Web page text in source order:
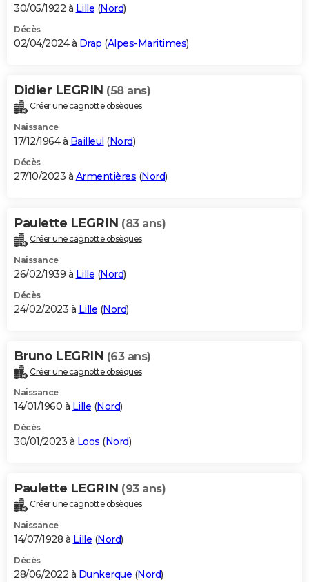
S'inscrire
Se connecter
Lycées
Collèges
Primaires
Universités
Entreprises
Service militaire
Avis de recherche
AVIS DE DÉCÈS
Bricolage
Lifestyle
Culture
Sport
Auto
Television
Voyage
Cinema
30/05/1922 à Lille (Nord)
Décès
02/04/2024 à Drap (Alpes-Maritimes)
Didier LEGRIN (58 ans)
Créer une cagnotte obsèques
Naissance
17/12/1964 à Bailleul (Nord)
Décès
27/10/2023 à Armentières (Nord)
Paulette LEGRIN (83 ans)
Créer une cagnotte obsèques
Naissance
26/02/1939 à Lille (Nord)
Décès
24/02/2023 à Lille (Nord)
Bruno LEGRIN (63 ans)
Créer une cagnotte obsèques
Naissance
14/01/1960 à Lille (Nord)
Décès
30/01/2023 à Loos (Nord)
Paulette LEGRIN (93 ans)
Créer une cagnotte obsèques
Naissance
14/07/1928 à Lille (Nord)
Décès
28/06/2022 à Dunkerque (Nord)